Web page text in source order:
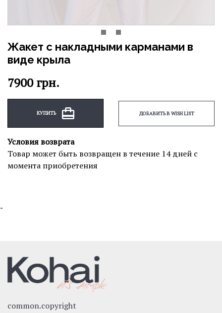
Жакет с накладными карманами в
виде крыла
7900грн.
КУПИТЬ ДОБАВИТЬ В WISH LIST
Условия возврата
Товар может быть возвращен в течение 14 дней с
момента приобретения
"
common.copyright